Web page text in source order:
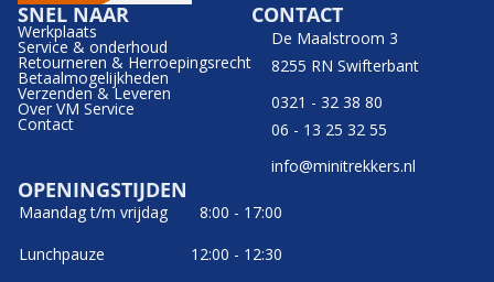
SNEL NAAR
Werkplaats
Service & onderhoud
Retourneren & Herroepingsrecht
Betaalmogelijkheden
Verzenden & Leveren
Over VM Service
Contact
CONTACT
De Maalstroom 3
8255 RN Swifterbant
0321 - 32 38 80
06 - 13 25 32 55
info@minitrekkers.nl
OPENINGSTIJDEN
Maandag t/m vrijdag
8:00 - 17:00
Lunchpauze
12:00 - 12:30